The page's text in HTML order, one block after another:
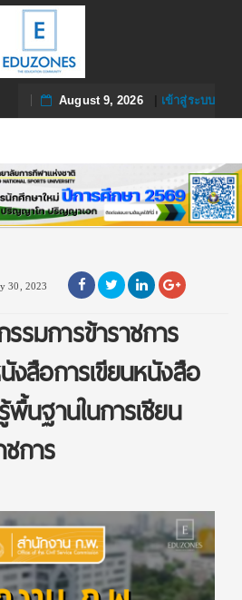
August 9, 2026| เข้าสู่ระบบ
30, 2023
รมการข้าราชการ
สือการเขียนหนังสือ
นฐานในการเชียน
การ